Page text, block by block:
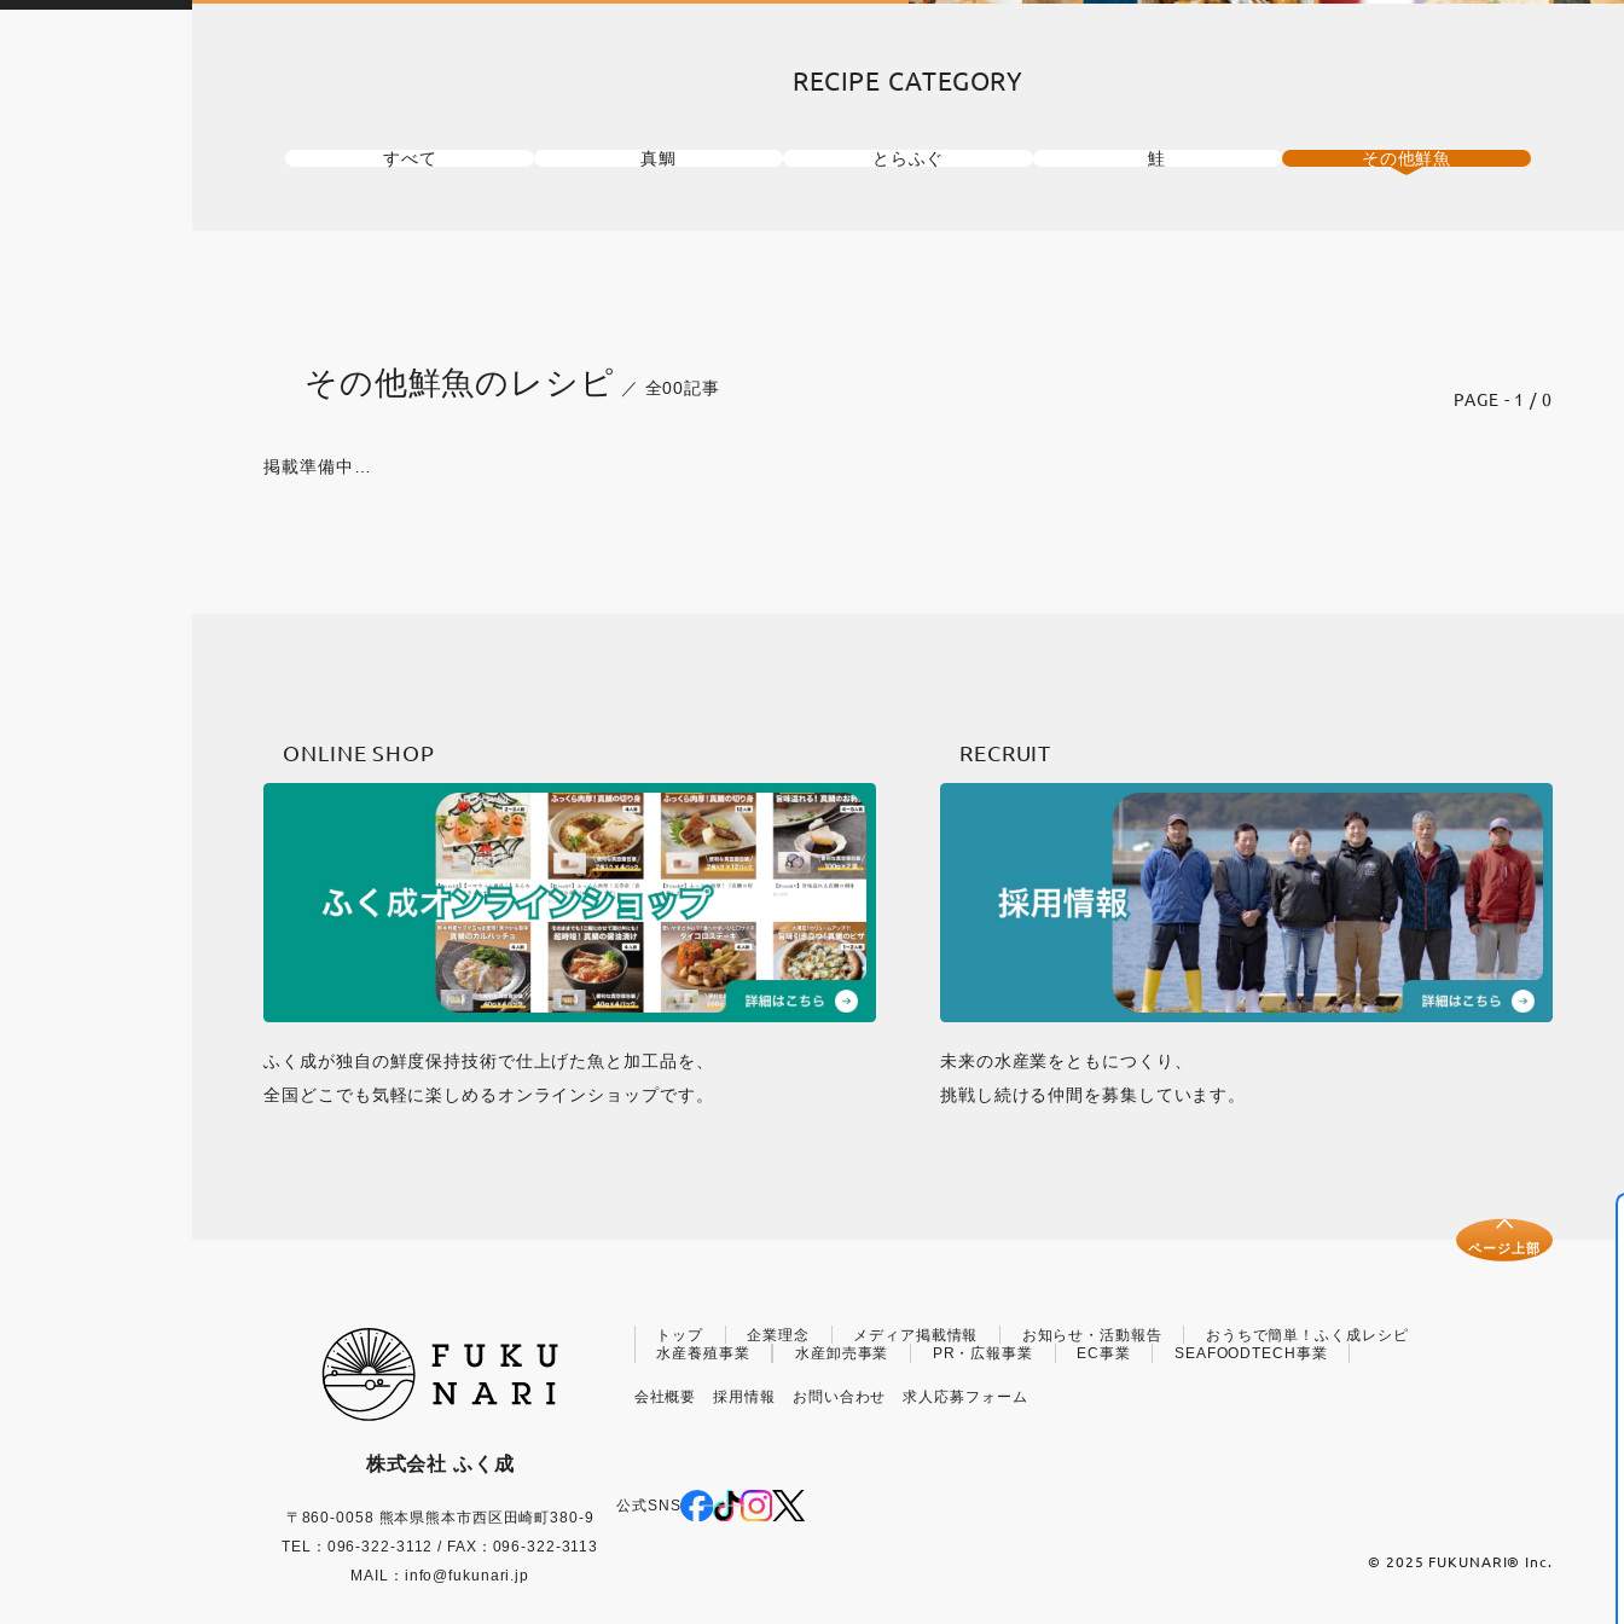
RECIPE CATEGORY
すべて 真鯛 とらふぐ 鮭 その他鮮魚
その他鮮魚のレシピ ／ 全00記事 PAGE - 1 / 0
掲載準備中…
ONLINE SHOP
ふく成が独自の鮮度保持技術で仕上げた魚と加工品を、
全国どこでも気軽に楽しめるオンラインショップです。
RECRUIT
未来の水産業をともにつくり、
挑戦し続ける仲間を募集しています。
ページ上部
株式会社 ふく成
〒860-0058 熊本県熊本市西区田崎町380-9
TEL：096-322-3112 / FAX：096-322-3113
MAIL：info@fukunari.jp
トップ 企業理念 メディア掲載情報 お知らせ・活動報告
おうちで簡単！ふく成レシピ
水産養殖事業
水産卸売事業 PR・広報事業 EC事業 SEAFOODTECH事業
会社概要 採用情報 お問い合わせ 求人応募フォーム
公式SNS
© 2025 FUKUNARI®︎ Inc.